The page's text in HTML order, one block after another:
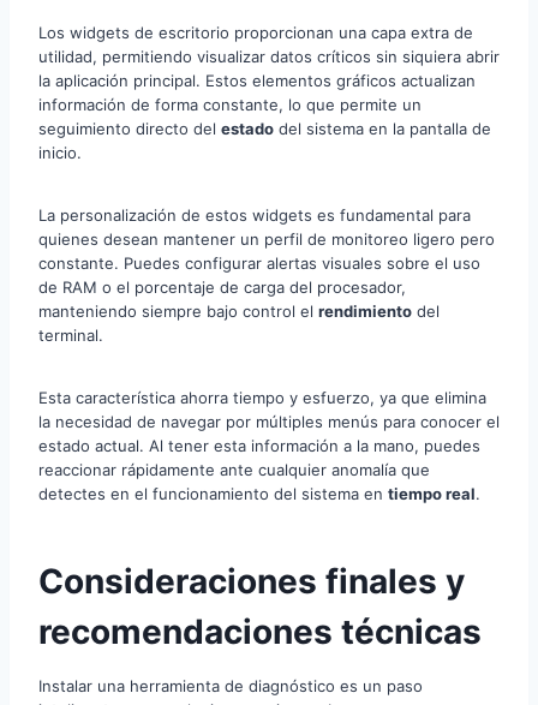
Los widgets de escritorio proporcionan una capa extra de
utilidad, permitiendo visualizar datos críticos sin siquiera abrir
la aplicación principal. Estos elementos gráficos actualizan
información de forma constante, lo que permite un
seguimiento directo del estado del sistema en la pantalla de
inicio.
La personalización de estos widgets es fundamental para
quienes desean mantener un perfil de monitoreo ligero pero
constante. Puedes configurar alertas visuales sobre el uso
de RAM o el porcentaje de carga del procesador,
manteniendo siempre bajo control el rendimiento del
terminal.
Esta característica ahorra tiempo y esfuerzo, ya que elimina
la necesidad de navegar por múltiples menús para conocer el
estado actual. Al tener esta información a la mano, puedes
reaccionar rápidamente ante cualquier anomalía que
detectes en el funcionamiento del sistema en tiempo real.
Consideraciones finales y
recomendaciones técnicas
Instalar una herramienta de diagnóstico es un paso